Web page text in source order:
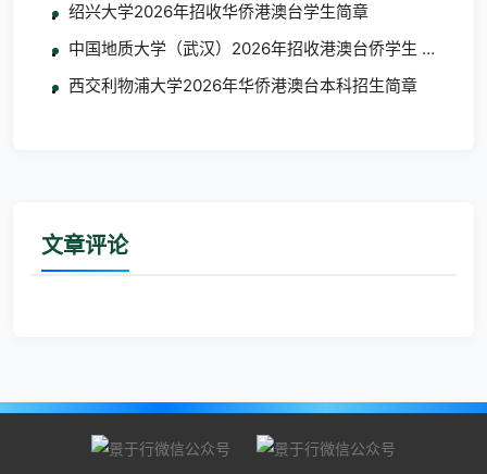
绍兴大学2026年招收华侨港澳台学生简章
中国地质大学（武汉）2026年招收港澳台侨学生 艺术类
西交利物浦大学2026年华侨港澳台本科招生简章
文章评论